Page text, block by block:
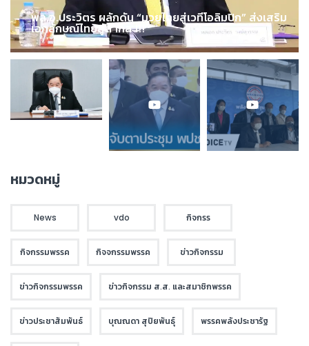
พล.อ.ประวิตร ผลักดัน “มวยไทยสู่เวทีโอลิมปิก” ส่งเสริม
เอกลักษณ์ไทยสู่สากล !!!
หมวดหมู่
News vdo กิจกรร
กิจกรรมพรรค กิจจกรรมพรรค ข่าวกิจกรรม
ข่าวกิจกรรมพรรค ข่าวกิจกรรม ส.ส. และสมาชิกพรรค
ข่าวประชาสัมพันธ์ บุณณดา สุปิยพันธุ์ พรรคพลังประชารัฐ